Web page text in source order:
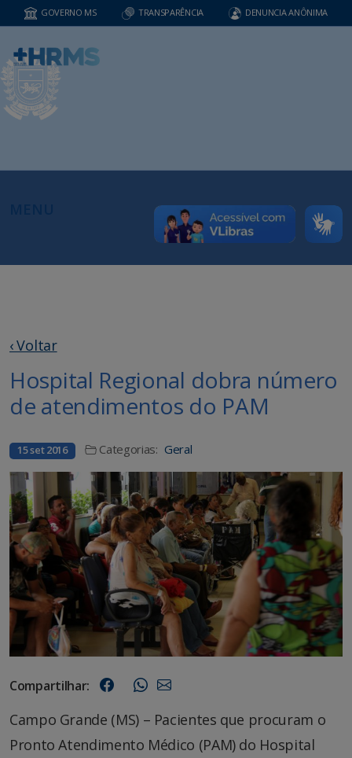
GOVERNO MS TRANSPARÊNCIA DENUNCIA ANÔNIMA
‹ Voltar
Hospital Regional dobra número
de atendimentos do PAM
15 set 2016 Categorias: Geral
Compartilhar:
Campo Grande (MS) – Pacientes que procuram o
Pronto Atendimento Médico (PAM) do Hospital